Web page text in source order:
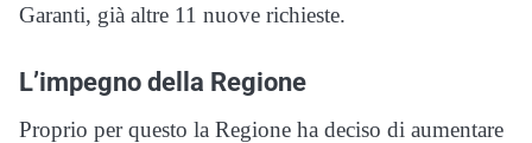
Garanti, già altre 11 nuove richieste.
L’impegno della Regione
Proprio per questo la Regione ha deciso di aumentare